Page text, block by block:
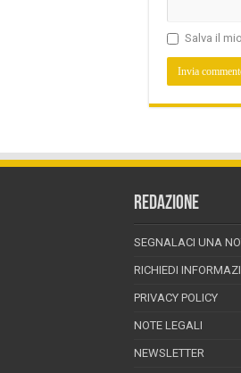
Salva il
REDAZIONE
SEGNALACI UNA
RICHIEDI
PRIVACY POLICY
NOTE LEGALI
NEWSLETTER